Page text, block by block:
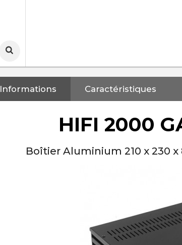
Informations Caractéristiques
HIFI 2000
Boîtier Aluminium 210 x 230